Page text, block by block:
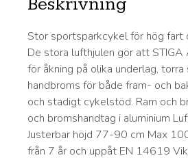
Beskrivning
Stor sportsparkcykel för hög fart
De stora lufthjulen gör att
för åkning på olika underlag,
handbroms för både fram- och
och stadigt cykelstöd. Ram och
och bromshandtag i aluminium
Justerbar höjd 77-90 cm Max
från 7 år och uppåt EN 14619